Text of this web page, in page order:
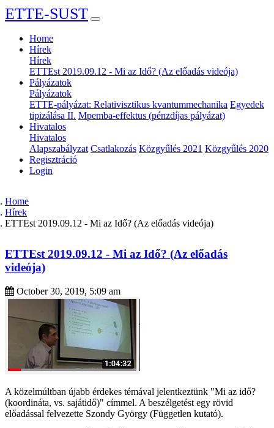
ETTE-SUST
Home
Hírek
Hírek
ETTEst 2019.09.12 - Mi az Idő? (Az előadás videója)
Pályázatok
Pályázatok
ETTE-pályázat: Relativisztikus kvantummechanika Egyedek
tipizálása II. Mpemba-effektus (pénzdíjas pályázat)
Hivatalos
Hivatalos
Alapszabályzat Csatlakozás Közgyűlés 2021 Közgyűlés 2020
Regisztráció
Login
Home
Hírek
ETTEst 2019.09.12 - Mi az Idő? (Az előadás videója)
ETTEst 2019.09.12 - Mi az Idő? (Az előadás
videója)
October 30, 2019, 5:09 am
A közelmúltban újabb érdekes témával jelentkeztünk "Mi az idő?
(koordináta, vs. sajátidő)" címmel. A beszélgetést egy rövid
előadással felvezette Szondy György (Független kutató).